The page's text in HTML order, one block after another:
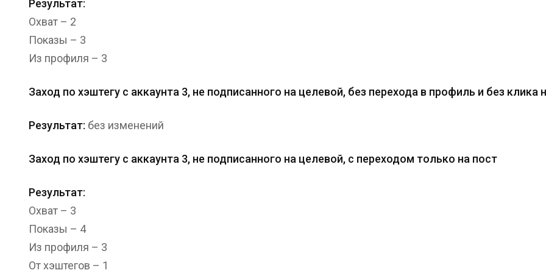
Результат:
Охват – 2
Показы – 3
Из профиля – 3
Заход по хэштегу с аккаунта 3, не подписанного на целевой, без перехода в профиль и без клика
Результат: без изменений
Заход по хэштегу с аккаунта 3, не подписанного на целевой, с переходом только на пост
Результат:
Охват – 3
Показы – 4
Из профиля – 3
От хэштегов – 1